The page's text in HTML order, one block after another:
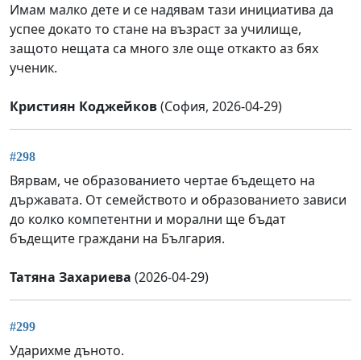
Имам малко дете и се надявам тази инициатива да
успее докато то стане на възраст за училище,
защото нещата са много зле още откакто аз бях
ученик.
Кристиян Коджейков(София, 2026-04-29)
#298
Вярвам, че образованието чертае бъдещето на
държавата. От семейството и образованието зависи
до колко компетентни и морални ще бъдат
бъдещите граждани на България.
Татяна Захариева (2026-04-29)
#299
Ударихме дъното.